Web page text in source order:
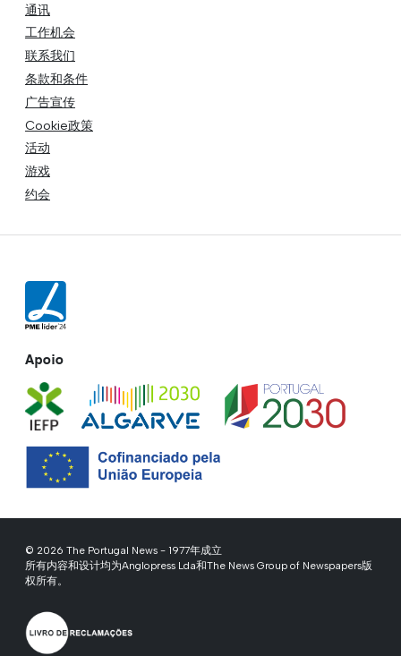
通讯
工作机会
联系我们
条款和条件
广告宣传
Cookie政策
活动
游戏
约会
Apoio
© 2026 The Portugal News - 1977年成立
所有内容和设计均为Anglopress Lda和The News Group of Newspapers版
权所有。